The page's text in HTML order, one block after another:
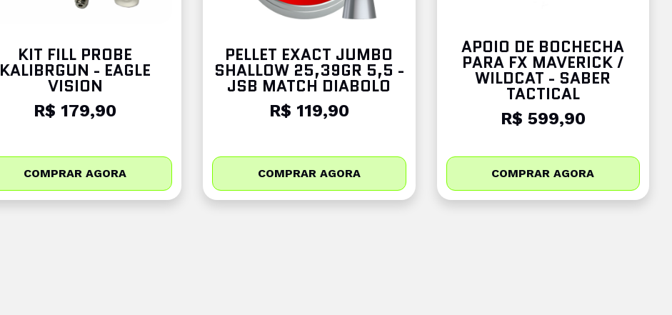
KIT FILL PROBE
KALIBRGUN - EAGLE
VISION
R$ 179,90
COMPRAR AGORA
PELLET EXACT JUMBO
SHALLOW 25,39GR 5,5 -
JSB MATCH DIABOLO
R$ 119,90
COMPRAR AGORA
APOIO DE BOCHECHA
PARA FX MAVERICK /
WILDCAT - SABER
TACTICAL
R$ 599,90
COMPRAR AGORA